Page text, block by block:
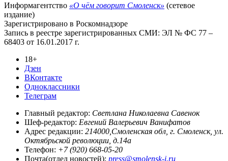
Информагентство «О чём говорит Смоленск» (сетевое
издание)
Зарегистрировано в Роскомнадзоре
Запись в реестре зарегистрированных СМИ: ЭЛ № ФС 77 –
68403 от 16.01.2017 г.
18+
Дзен
ВКонтакте
Одноклассники
Телеграм
Главный редактор: Светлана Николаевна Савенок
Шеф-редактор: Евгений Валерьевич Ванифатов
Адрес редакции: 214000,Смоленская обл, г. Смоленск, ул.
Октябрьской революции, д.14а
Телефон: +7 (920) 668-05-20
Почта(отдел новостей): press@smolensk-i.ru